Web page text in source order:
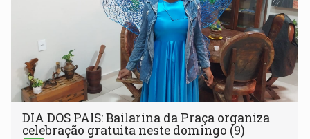
DIA DOS PAIS: Bailarina da Praça organiza
celebração gratuita neste domingo (9)